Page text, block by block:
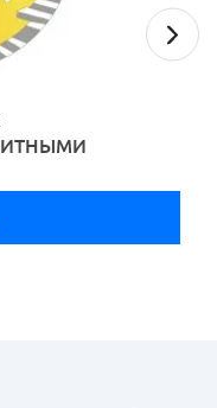
ознакомлен(-а)